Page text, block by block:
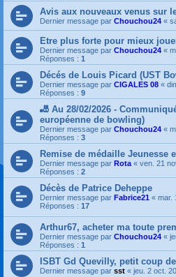
Avis aux nouveaux venus sur
Dernier message par Chouchou24 «
Etre plus forte pour mieux
Dernier message par Chouchou24 «
Réponses : 1
Décés de Louis Picard (UST
Dernier message par CIGALES 08 «
Réponses : 9
🎳 Au 28/02/2026 -
européenne de bowling)
Dernier message par Chouchou24 «
Réponses : 3
Remise de médaille Jeunesse
Dernier message par Rota « ven. 21
Réponses : 2
Décès de Patrice Deheppe
Dernier message par Fabrice21 « mar.
Réponses : 17
Arthur67, acheter ma toute
Dernier message par Chouchou24 «
Réponses : 1
ISBT Gd Quevilly, petit coup
Dernier message par sst « jeu. 2 oct.